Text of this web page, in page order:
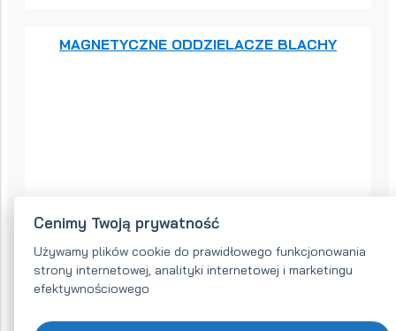
MAGNETYCZNE ODDZIELACZE BLACHY
MAGNES NA PRĘCIE DO GALWANIZERNI I
Cenimy Twoją prywatność
Używamy plików cookie do prawidłowego funkcjonowania
strony internetowej, analityki internetowej i marketingu
efektywnościowego